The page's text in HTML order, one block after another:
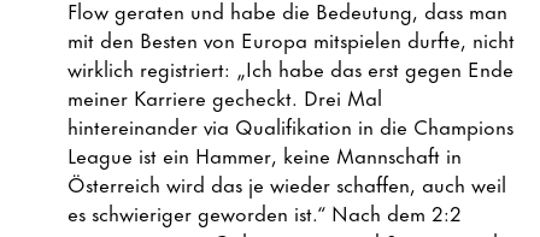
Flow geraten und habe die Bedeutung, dass man
mit den Besten von Europa mitspielen durfte, nicht
wirklich registriert: „Ich habe das erst gegen Ende
meiner Karriere gecheckt. Drei Mal
hintereinander via Qualifikation in die Champions
League ist ein Hammer, keine Mannschaft in
Österreich wird das je wieder schaffen, auch weil
es schwieriger geworden ist.“ Nach dem 2:2